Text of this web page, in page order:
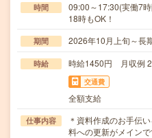
時間
09:00～17:30(実働7
18時もOK！
期間 2026年10月上旬～長
時給 時給1450円 月収例
交通費
全額支給
仕事内容
＊資料作成のお手伝
料への更新がメイン